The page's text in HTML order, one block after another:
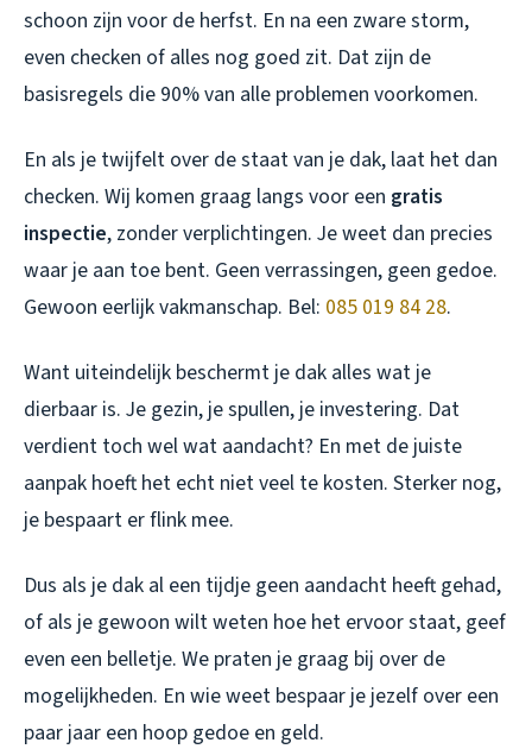
schoon zijn voor de herfst. En na een zware storm,
even checken of alles nog goed zit. Dat zijn de
basisregels die 90% van alle problemen voorkomen.
En als je twijfelt over de staat van je dak, laat het dan
checken. Wij komen graag langs voor een gratis
inspectie, zonder verplichtingen. Je weet dan precies
waar je aan toe bent. Geen verrassingen, geen gedoe.
Gewoon eerlijk vakmanschap. Bel: 085 019 84 28.
Want uiteindelijk beschermt je dak alles wat je
dierbaar is. Je gezin, je spullen, je investering. Dat
verdient toch wel wat aandacht? En met de juiste
aanpak hoeft het echt niet veel te kosten. Sterker nog,
je bespaart er flink mee.
Dus als je dak al een tijdje geen aandacht heeft gehad,
of als je gewoon wilt weten hoe het ervoor staat, geef
even een belletje. We praten je graag bij over de
mogelijkheden. En wie weet bespaar je jezelf over een
paar jaar een hoop gedoe en geld.